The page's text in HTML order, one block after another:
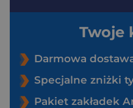
Twoje
Darmowa
Specjalne zniżki
Pakiet zakładek